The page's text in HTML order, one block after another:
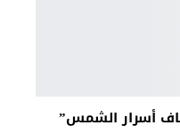
أسرار الشمس”